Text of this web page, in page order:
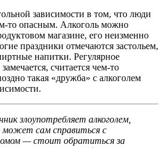
зависимости в том, что люди
то опасным. Алкоголь можно
магазине, его неизменно
праздники отмечаются застольем,
напитки. Регулярное
считается чем-то
такая «дружба» с алкоголем
злоупотребляет алкоголем,
может сам справиться с
— стоит обратиться за